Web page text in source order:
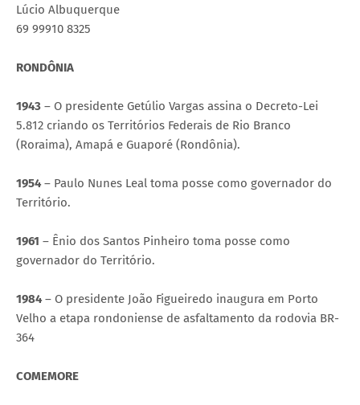
Lúcio Albuquerque
69 99910 8325
RONDÔNIA
1943 – O presidente Getúlio Vargas assina o Decreto-Lei
5.812 criando os Territórios Federais de Rio Branco
(Roraima), Amapá e Guaporé (Rondônia).
1954– Paulo Nunes Leal toma posse como governador do
Território.
1961 – Ênio dos Santos Pinheiro toma posse como
governador do Território.
1984– O presidente João Figueiredo inaugura em Porto
Velho a etapa rondoniense de asfaltamento da rodovia BR-
364
COMEMORE